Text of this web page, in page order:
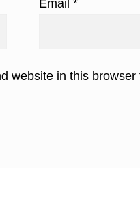
Email*
website in this